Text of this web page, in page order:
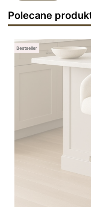
Polecane
Bestseller